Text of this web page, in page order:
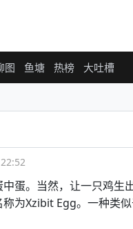
图 鱼塘 热榜 大吐槽
蛋。当然，让一只鸡生
为Xzibit Egg。一种类